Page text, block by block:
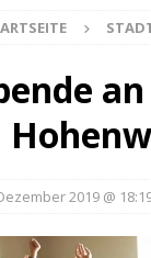
[ Sonntag,
[
[ Mittwoch,
2019 @